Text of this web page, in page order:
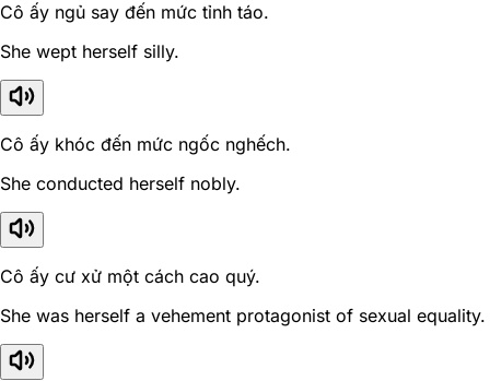
Cô ấy ngủ say đến mức tỉnh táo.
She wept herself silly.
Cô ấy khóc đến mức ngốc nghếch.
She conducted herself nobly.
Cô ấy cư xử một cách cao quý.
She was herself a vehement protagonist of sexual equality.